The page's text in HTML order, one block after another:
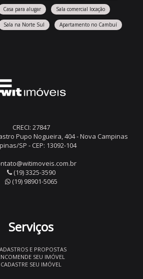
Casa para alugar Sala comercial locação
Sala na Norte Sul Apartamento no Cambuí
CRECI: 27847
Pupo Nogueira, 404 - Nova Campinas
SP - CEP: 13092-104
(19) 3325-3590
(19) 98901-5065
Serviços
E PROPOSTAS
SEU IMÓVEL
CADASTRE SEU IMÓVEL